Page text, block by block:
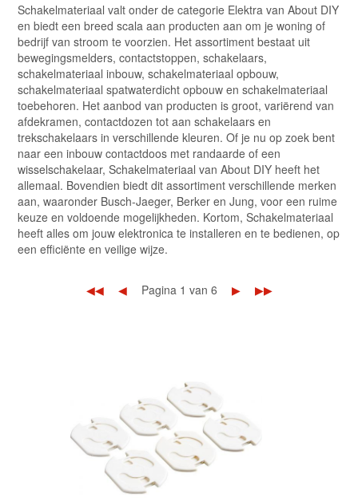
Schakelmateriaal valt onder de categorie Elektra van About DIY
en biedt een breed scala aan producten aan om je woning of
bedrijf van stroom te voorzien. Het assortiment bestaat uit
bewegingsmelders, contactstoppen, schakelaars,
schakelmateriaal inbouw, schakelmateriaal opbouw,
schakelmateriaal spatwaterdicht opbouw en schakelmateriaal
toebehoren. Het aanbod van producten is groot, variërend van
afdekramen, contactdozen tot aan schakelaars en
trekschakelaars in verschillende kleuren. Of je nu op zoek bent
naar een inbouw contactdoos met randaarde of een
wisselschakelaar, Schakelmateriaal van About DIY heeft het
allemaal. Bovendien biedt dit assortiment verschillende merken
aan, waaronder Busch-Jaeger, Berker en Jung, voor een ruime
keuze en voldoende mogelijkheden. Kortom, Schakelmateriaal
heeft alles om jouw elektronica te installeren en te bedienen, op
een efficiënte en veilige wijze.
◀◀ ◀ Pagina 1 van 6 ▶ ▶▶